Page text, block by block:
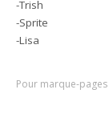
-Trish
-Sprite
-Lisa
Pour marque-pages